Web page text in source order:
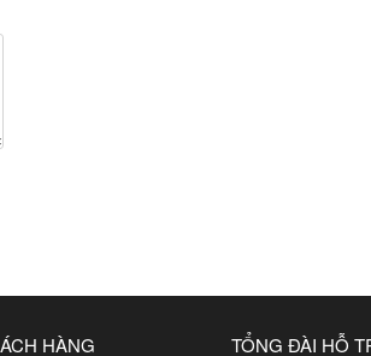
HÀNG TỔNG ĐÀI HỖ